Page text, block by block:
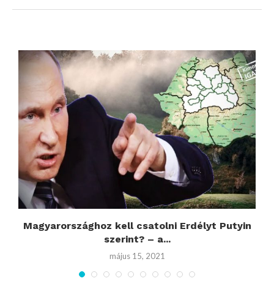
Magyarországhoz kell csatolni Erdélyt Putyin
szerint? – a...
május 15, 2021